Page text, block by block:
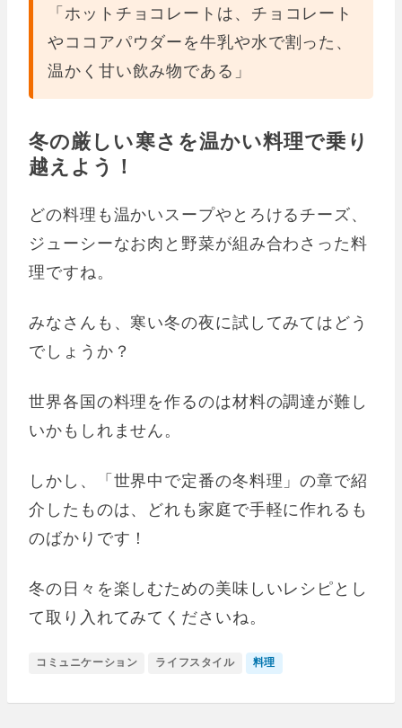
「ホットチョコレートは、チョコレート
やココアパウダーを牛乳や水で割った、
温かく甘い飲み物である」
冬の厳しい寒さを温かい料理で乗り
越えよう！
どの料理も温かいスープやとろけるチーズ、
ジューシーなお肉と野菜が組み合わさった料
理ですね。
みなさんも、寒い冬の夜に試してみてはどう
でしょうか？
世界各国の料理を作るのは材料の調達が難し
いかもしれません。
しかし、「世界中で定番の冬料理」の章で紹
介したものは、どれも家庭で手軽に作れるも
のばかりです！
冬の日々を楽しむための美味しいレシピとし
て取り入れてみてくださいね。
コミュニケーション ライフスタイル 料理